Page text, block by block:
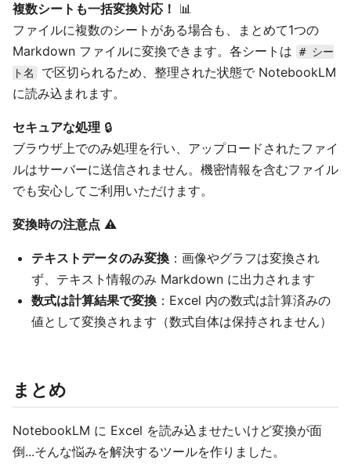
複数シートも一括変換対応！ 📊
ファイルに複数のシートがある場合も、まとめて1つの
Markdown ファイルに変換できます。各シートは
# シー
ト名
で区切られるため、整理された状態で NotebookLM
に読み込まれます。
セキュアな処理 🔒
ブラウザ上でのみ処理を行い、アップロードされたファイ
ルはサーバーに送信されません。機密情報を含むファイル
でも安心してご利用いただけます。
変換時の注意点 ⚠️
テキストデータのみ変換 ：画像やグラフは変換され
ず、テキスト情報のみ Markdown に出力されます
数式は計算結果で変換 ：Excel 内の数式は計算済みの
値として変換されます（数式自体は保持されません）
まとめ
NotebookLM に Excel を読み込ませたいけど変換が面
倒...そんな悩みを解決するツールを作りました。